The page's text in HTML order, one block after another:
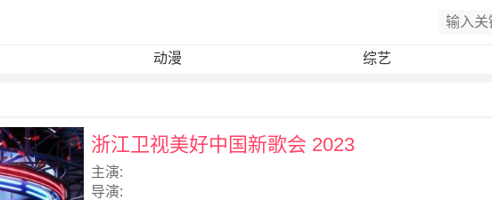
动漫 综艺
浙江卫视美好中国新歌会 2023
主演:
导演: